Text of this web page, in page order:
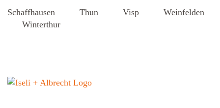
Schaffhausen Thun Visp
Weinfelden
Winterthur